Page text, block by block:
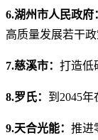
6.湖州市人民政府
高质量发展若干政
7.慈溪市： 打造低
8.罗氏： 到2045
9.天合光能： 推进